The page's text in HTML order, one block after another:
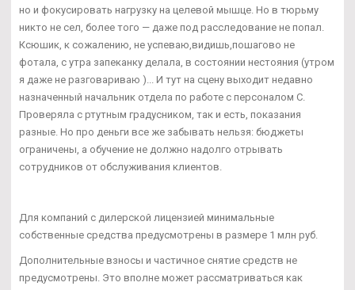
но и фокусировать нагрузку на целевой мышце. Но в тюрьму
никто не сел, более того — даже под расследование не попал.
Ксюшик, к сожалению, не успеваю,видишь,пошагово не
фотала, с утра запеканку делала, в состоянии нестояния (утром
я даже не разговариваю )... И тут на сцену выходит недавно
назначенный начальник отдела по работе с персоналом С.
Проверяла с ртутным градусником, так и есть, показания
разные. Но про деньги все же забывать нельзя: бюджеты
ограничены, а обучение не должно надолго отрывать
сотрудников от обслуживания клиентов.
Для компаний с дилерской лицензией минимальные
собственные средства предусмотрены в размере 1 млн руб.
Дополнительные взносы и частичное снятие средств не
предусмотрены. Это вполне может рассматриваться как